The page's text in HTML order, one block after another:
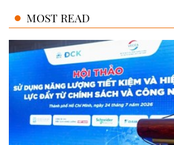
MOST READ